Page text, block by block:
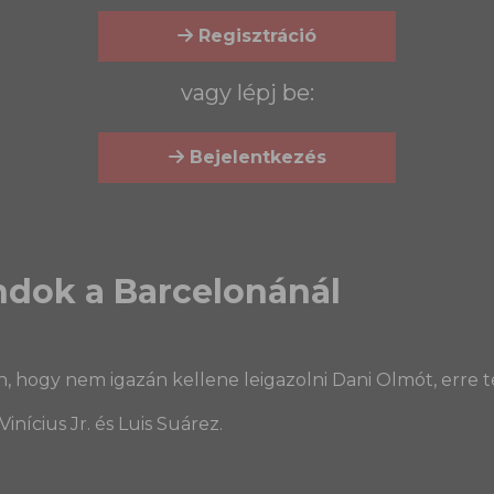
Regisztráció
vagy lépj be:
Bejelentkezés
a Barcelonánál
nem igazán kellene leigazolni Dani Olmót, erre
Jr. és Luis Suárez.